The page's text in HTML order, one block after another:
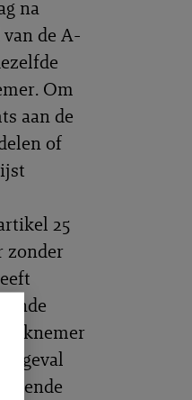
na
de A-
Om
aan de
of
25
zonder
geval